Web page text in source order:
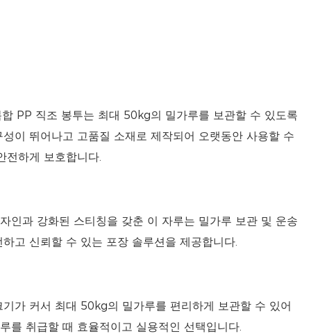
PP 직조 봉투는 최대 50kg의 밀가루를 보관할 수 있도록
이 뛰어나고 고품질 소재로 제작되어 오랫동안 사용할 수
전하게 보호합니다.
인과 강화된 스티칭을 갖춘 이 자루는 밀가루 보관 및 운송
하고 신뢰할 수 있는 포장 솔루션을 제공합니다.
기가 커서 최대 50kg의 밀가루를 편리하게 보관할 수 있어
를 취급할 때 효율적이고 실용적인 선택입니다.